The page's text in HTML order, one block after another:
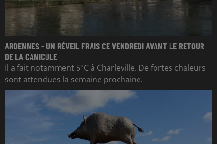
ARDENNES - UN RÉVEIL FRAIS CE VENDREDI AVANT LE RETOUR
DE LA CANICULE
Il a fait notamment 5°C à Charleville. De fortes chaleurs
sont attendues la semaine prochaine.